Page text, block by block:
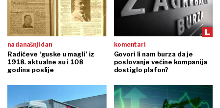
na današnji dan
Radićeve ‘guske u magli’ iz
1918. aktualne su i 108
godina poslije
komentari
Govori li nam burza da je
poslovanje većine kompanija
dostiglo plafon?